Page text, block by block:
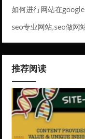
如何进行网站在
务。
seo专业网站,seo做网站
推荐阅读